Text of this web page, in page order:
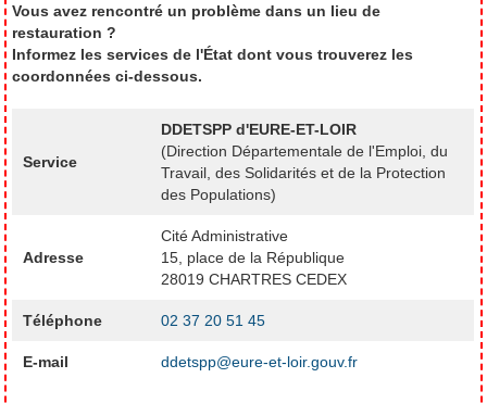
Vous avez rencontré un problème dans un lieu de
restauration ?
Informez les services de l'État dont vous trouverez les
coordonnées ci-dessous.
Service
DDETSPP d'EURE-ET-LOIR
(Direction Départementale de l'Emploi, du
Travail, des Solidarités et de la Protection
des Populations)
Adresse
Cité Administrative
15, place de la République
28019 CHARTRES CEDEX
Téléphone 02 37 20 51 45
E-mail ddetspp@eure-et-loir.gouv.fr